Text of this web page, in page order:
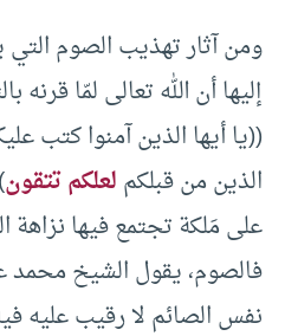
ومن آثار تهذيب الصوم
إليها أن الله تعالى لمّا قرنه
((يا أيها الذين آمنوا كتب
الذين من قبلكملعلكم تتقون
على مَلكة تجتمع فيها نزاهة
فالصوم، يقول الشيخ محمد
نفس الصائم لا رقيب عليه